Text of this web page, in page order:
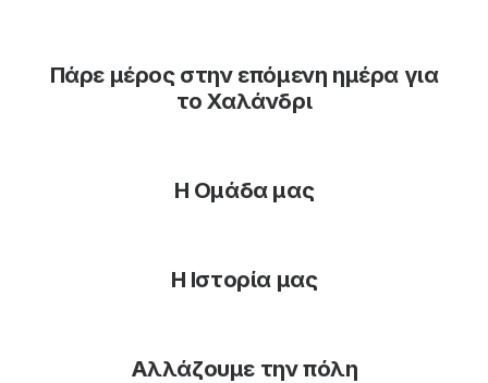
Πάρε μέρος στην επόμενη ημέρα για
το Χαλάνδρι
Η Ομάδα μας
Η Ιστορία μας
Αλλάζουμε την πόλη